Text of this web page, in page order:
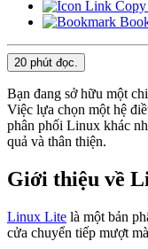
20 phút đọc.
Bạn đang sở hữu một
Việc lựa chọn một hệ
phân phối Linux khác
quả và thân thiện.
Giới thiệu về
Linux Lite là một bản
cửa chuyển tiếp mượt